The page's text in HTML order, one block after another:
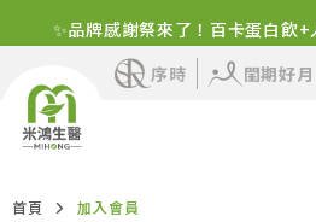
✨品牌感謝祭來了！百卡蛋白飲
序時 閨期好月
首頁 加入會員